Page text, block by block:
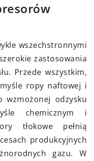
wszechstronnymi
zastosowania
Przede wszystkim,
ropy naftowej i
odzysku
chemicznym i
tłokowe pełnią
produkcyjnych
gazu. W